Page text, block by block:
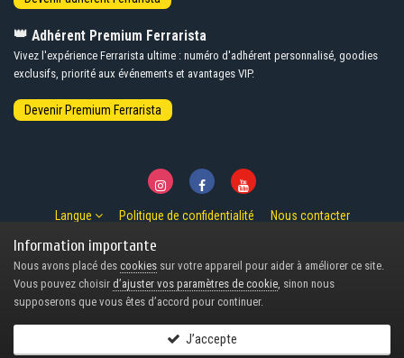
👑 Adhérent Premium Ferrarista
Vivez l'expérience Ferrarista ultime : numéro d'adhérent personnalisé, goodies
exclusifs, priorité aux événements et avantages VIP.
Langue Politique de confidentialité Nous contacter
© Copyright 2007-2026 Ferrarista.Club
Powered by Invision Community
Design by Invision Focus.
Information importante
Nous avons placé des cookies sur votre appareil pour aider à améliorer ce site.
Vous pouvez choisir d’ajuster vos paramètres de cookie, sinon nous
supposerons que vous êtes d’accord pour continuer.
J’accepte